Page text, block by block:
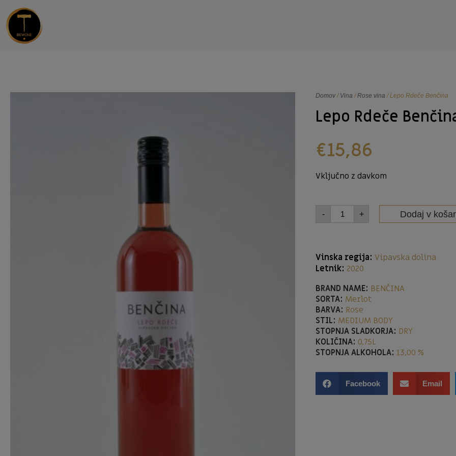
Domov/ Vina /Rose vina / Lepo Rdeče Benčina
Lepo Rdeče
€15,86
Vključno z davkom
- + Dodaj v
Vinska regija: Vipavska dolina
Letnik: 2020
BRAND NAME: BENČINA
SORTA: Merlot
BARVA: Rose
STIL: MEDIUM BODY
STOPNJA SLADKORJA: DRY
KOLIČINA: 0,75L
STOPNJA ALKOHOLA: 13,00 %
Facebook Email